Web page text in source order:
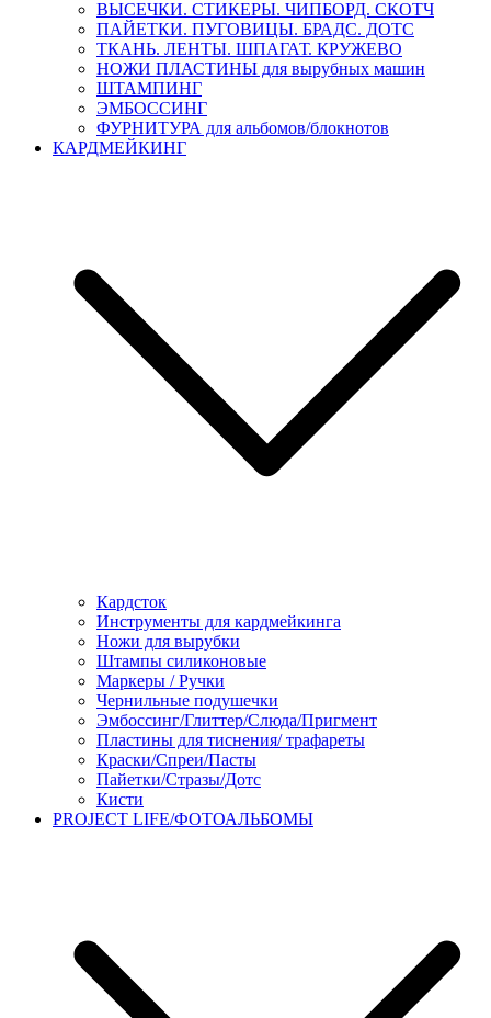
ВЫСЕЧКИ. СТИКЕРЫ. ЧИПБОРД. СКОТЧ
ПАЙЕТКИ. ПУГОВИЦЫ. БРАДС. ДОТС
ТКАНЬ. ЛЕНТЫ. ШПАГАТ. КРУЖЕВО
НОЖИ ПЛАСТИНЫ для вырубных машин
ШТАМПИНГ
ЭМБОССИНГ
ФУРНИТУРА для альбомов/блокнотов
КАРДМЕЙКИНГ
Кардсток
Инструменты для кардмейкинга
Ножи для вырубки
Штампы силиконовые
Маркеры / Ручки
Чернильные подушечки
Эмбоссинг/Глиттер/Слюда/Пригмент
Пластины для тиснения/ трафареты
Краски/Спреи/Пасты
Пайетки/Стразы/Дотс
Кисти
PROJECT LIFE/ФОТОАЛЬБОМЫ